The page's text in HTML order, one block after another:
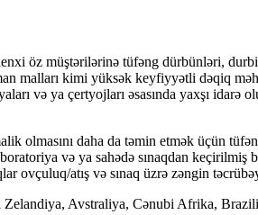
öz müştərilərinə tüfəng dürbünləri,
malları kimi yüksək keyfiyyətli dəqiq
və ya çertyojları əsasında yaxşı idarə
olmasını daha da təmin etmək üçün
və ya sahədə sınaqdan keçirilmiş
ovçuluq/atış və sınaq üzrə zəngin
Zelandiya, Avstraliya, Cənubi Afrika,